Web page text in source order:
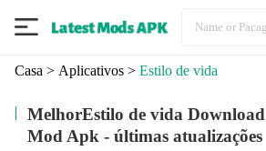
Casa > Aplicativos> Estilo de vida
MelhorEstilo de vida
Mod Apk - últimas atualizações